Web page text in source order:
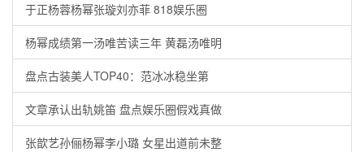
于正杨蓉杨幂张璇刘亦菲 818娱乐圈
杨幂成绩第一汤唯苦读三年 黄磊汤唯明
盘点古装美人TOP40：范冰冰稳坐第
文章承认出轨姚笛 盘点娱乐圈假戏真做
张歆艺孙俪杨幂李小璐 女星出道前未整